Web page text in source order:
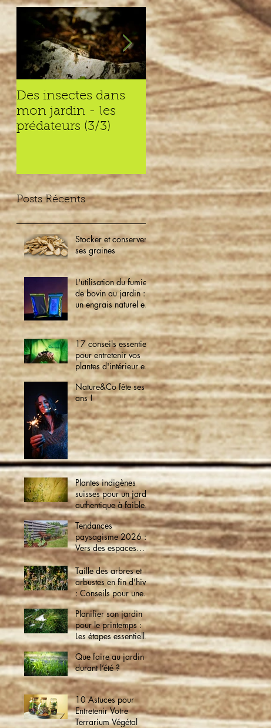
Des insectes dans
mon jardin - les
prédateurs (3/3)
Des insectes dans
mon jardin – les
recycleurs (2/3)
Posts Récents
Stocker et conserver
ses graines
L'utilisation du fumier
de bovin au jardin :
un engrais naturel et
écologique
17 conseils essentiels
pour entretenir vos
plantes d'intérieur et
créer un jardin
verdoyant à la
maison
Nature&Co fête ses 9
ans !
Plantes indigènes
suisses pour un jardin
authentique à faible
entretien
Tendances
paysagisme 2026 :
Vers des espaces
verts éco-friendly et
intelligents
Taille des arbres et
arbustes en fin d'hiver
: Conseils pour une
croissance optimale
Planifier son jardin
pour le printemps :
Les étapes essentielles
dès maintenant
Que faire au jardin
durant l’été ?
10 Astuces pour
Entretenir Votre
Terrarium Végétal